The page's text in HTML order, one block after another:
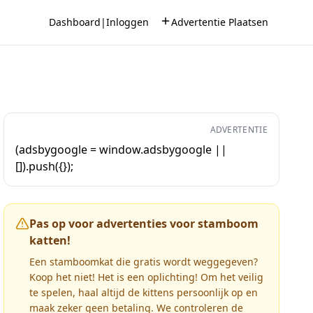
Dashboard |Inloggen Advertentie Plaatsen
ADVERTENTIE
(adsbygoogle = window.adsbygoogle ||
[]).push({});
Pas op voor advertenties voor stamboom
katten!
Een stamboomkat die gratis wordt weggegeven?
Koop het niet! Het is een oplichting! Om het veilig
te spelen, haal altijd de kittens persoonlijk op en
maak zeker geen betaling. We controleren de